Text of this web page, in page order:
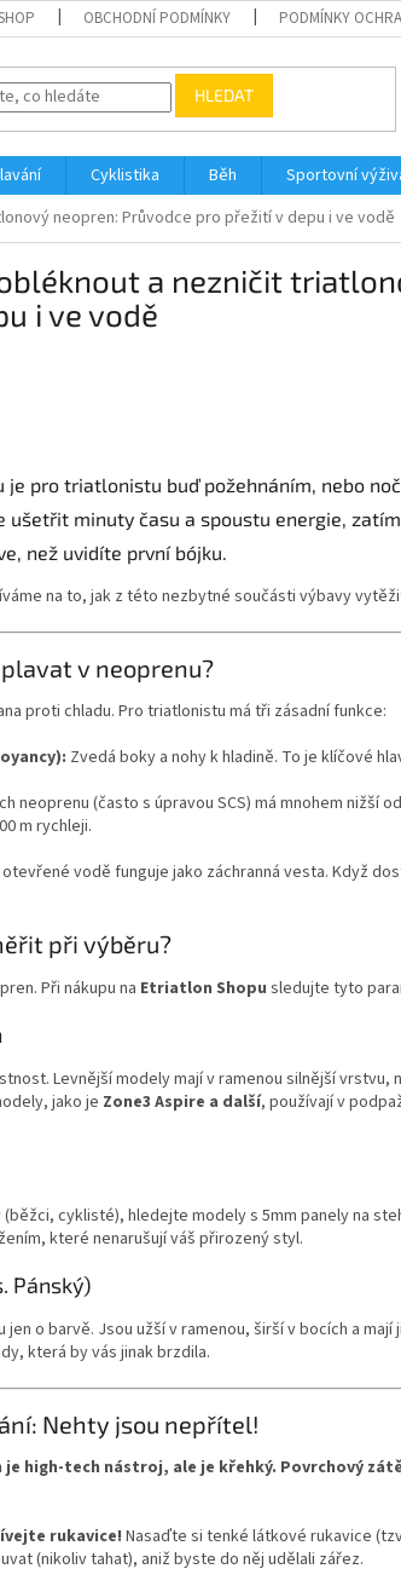
OBCHODNÍ PODMÍNKY PODMÍNKY
HLEDAT
Cyklistika Běh Sportovní
neopren: Průvodce pro přežití v depu i ve vodě
a nezničit
i ve vodě
je pro triatlonistu buď požehnáním, nebo
ušetřit minuty času a spoustu energie,
než uvidíte první bójku.
na to, jak z této nezbytné součásti výbavy
v neoprenu?
proti chladu. Pro triatlonistu má tři zásadní funkce:
Zvedá boky a nohy k hladině. To je klíčové
neoprenu (často s úpravou SCS) má mnohem nižší
m rychleji.
otevřené vodě funguje jako záchranná vesta. Když
při výběru?
Při nákupu na Etriatlon Shopu sledujte tyto
Levnější modely mají v ramenou silnější
jako je Zone3 Aspire a další, používají v
cyklisté), hledejte modely s 5mm panely na
které nenarušují váš přirozený styl.
Pánský)
jen o barvě. Jsou užší v ramenou, širší v bocích a
která by vás jinak brzdila.
Nehty jsou nepřítel!
high-tech nástroj, ale je křehký. Povrchový
rukavice!Nasaďte si tenké látkové rukavice
(nikoliv tahat), aniž byste do něj udělali zářez.